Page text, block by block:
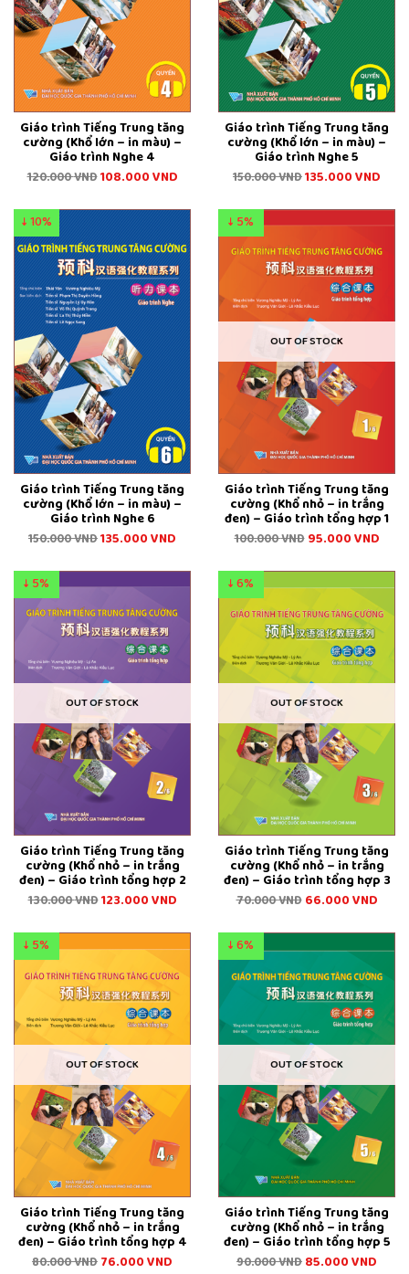
Giáo trình Tiếng Trung tăng
cường (Khổ lớn – in màu) –
Giáo trình Nghe 4
120.000VND108.000VND
Giáo trình Tiếng Trung tăng
cường (Khổ lớn – in màu) –
Giáo trình Nghe 5
150.000VND135.000VND
↓ 10%
Giáo trình Tiếng Trung tăng
cường (Khổ lớn – in màu) –
Giáo trình Nghe 6
150.000VND135.000VND
OUT OF STOCK
↓ 5%
Giáo trình Tiếng Trung tăng
cường (Khổ nhỏ – in trắng
đen) – Giáo trình tổng hợp 1
100.000VND 95.000VND
OUT OF STOCK
↓ 5%
Giáo trình Tiếng Trung tăng
cường (Khổ nhỏ – in trắng
đen) – Giáo trình tổng hợp 2
130.000VND123.000VND
OUT OF STOCK
↓ 6%
Giáo trình Tiếng Trung tăng
cường (Khổ nhỏ – in trắng
đen) – Giáo trình tổng hợp 3
70.000VND 66.000VND
OUT OF STOCK
↓ 5%
Giáo trình Tiếng Trung tăng
cường (Khổ nhỏ – in trắng
đen) – Giáo trình tổng hợp 4
80.000VND76.000VND
OUT OF STOCK
↓ 6%
Giáo trình Tiếng Trung tăng
cường (Khổ nhỏ – in trắng
đen) – Giáo trình tổng hợp 5
90.000VND85.000VND